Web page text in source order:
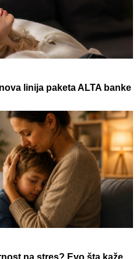
linija paketa ALTA banke